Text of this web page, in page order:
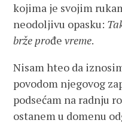
kojima je svojim
neodoljivu opasku:
brže prođe vreme.
Nisam hteo da
povodom njegovog
podsećam na radnju
ostanem u domenu